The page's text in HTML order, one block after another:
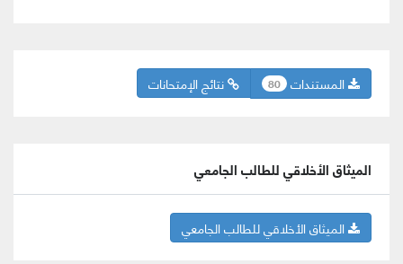
نتائج الإمتحانات المستندات 80
الميثاق الأخلاقي للطالب الجامعي
الميثاق الأخلاقي للطالب الجامعي